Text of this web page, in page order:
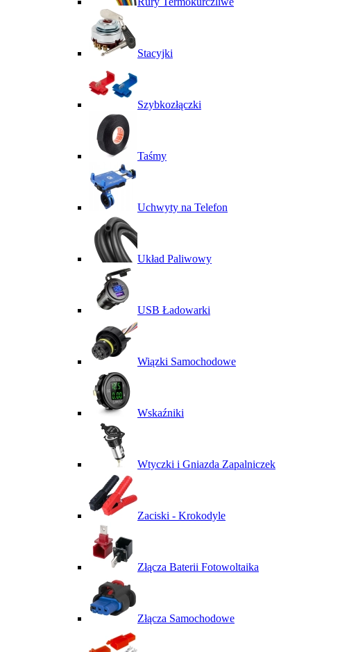
Stacyjki
Szybkozłączki
Taśmy
Uchwyty na Telefon
Układ Paliwowy
USB Ładowarki
Wiązki Samochodowe
Wskaźniki
Wtyczki i Gniazda Zapalniczek
Zaciski - Krokodyle
Złącza Baterii Fotowoltaika
Złącza Samochodowe